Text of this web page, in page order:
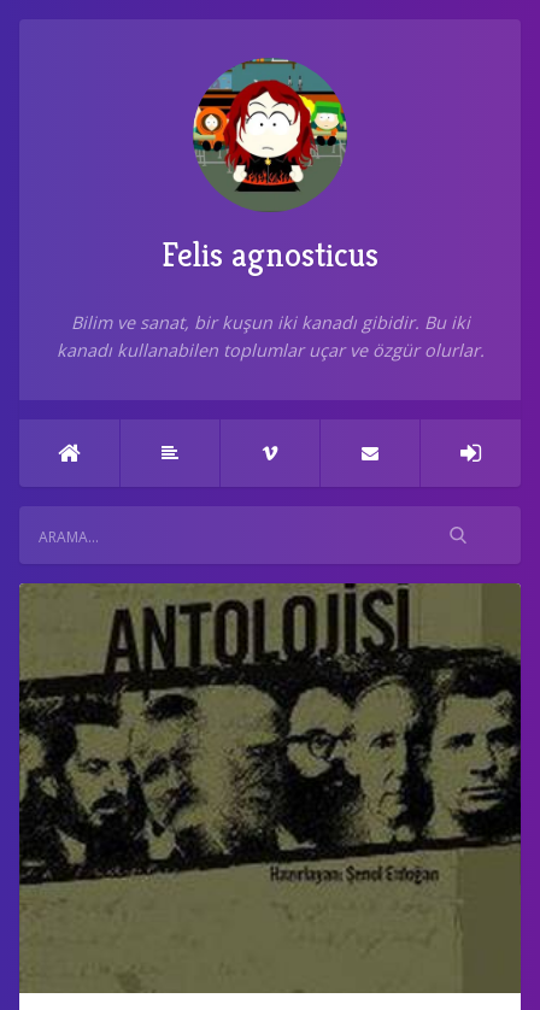
Felis agnosticus
Bilim ve sanat, bir kuşun iki kanadı gibidir. Bu iki
kanadı kullanabilen toplumlar uçar ve özgür olurlar.